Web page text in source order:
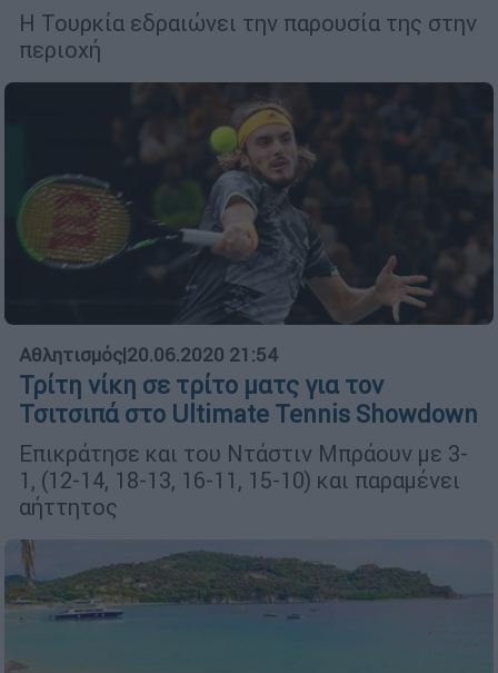
Η Τουρκία εδραιώνει την παρουσία της στην
περιοχή
Αθλητισμός|20.06.2020 21:54
Τρίτη νίκη σε τρίτο ματς για τον
Τσιτσιπά στο Ultimate Tennis Showdown
Επικράτησε και του Ντάστιν Μπράουν με 3-
1, (12-14, 18-13, 16-11, 15-10) και παραμένει
αήττητος